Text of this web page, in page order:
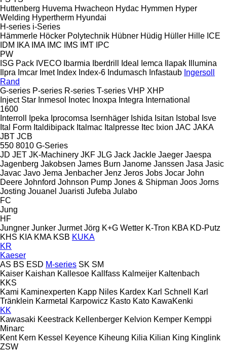
Huttenberg Huvema Hwacheon Hydac Hymmen Hyper
Welding Hypertherm Hyundai
H-series i-Series
Hämmerle Höcker Polytechnik Hübner Hüdig Hüller Hille ICE
IDM
IKA IMA IMC IMS IMT IPC
PW
ISG Pack IVECO Ibarmia Iberdrill Ideal Iemca Ilapak
Illumina
Ilpra Imcar Imet Index Index-6 Indumasch Infastaub Ingersoll
Rand
G-series P-series R-series T-series VHP XHP
Inject Star Inmesol Inotec Inoxpa Integra International
1600
Interroll
Ipeka Iprocomsa Isernhäger Ishida Isitan Istobal
Isve
Ital Form Italdibipack Italmac Italpresse Itec Ixion JAC JAKA
JBT JCB
550 8010 G-Series
JD JET JK-Machinery JKF JLG Jack Jackle Jaeger Jaespa
Jagenberg Jakobsen James Burn Janome Janssen Jasa Jasic
Javac Javo Jema Jenbacher Jenz Jeros Jobs Jocar John
Deere Johnford Johnson Pump Jones & Shipman Joos Jorns
Josting Jouanel Juaristi Jufeba Julabo
FC
Jung
HF
Jungner Junker Jurmet Jörg K+G Wetter K-Tron KBA KD-Putz
KHS KIA KMA KSB KUKA
KR
Kaeser
AS BS ESD M-series SK SM
Kaiser Kaishan Kallesoe Kallfass Kalmeijer Kaltenbach
KKS
Kami Kaminexperten Kapp Niles Kardex Karl Schnell
Karl
Tränklein Karmetal Karpowicz Kasto Kato KawaKenki
KK
Kawasaki Keestrack Kellenberger Kelvion Kemper Kemppi
Minarc
Kent Kern Kessel Keyence Kiheung Kilia Kilian King Kinglink
ZSW